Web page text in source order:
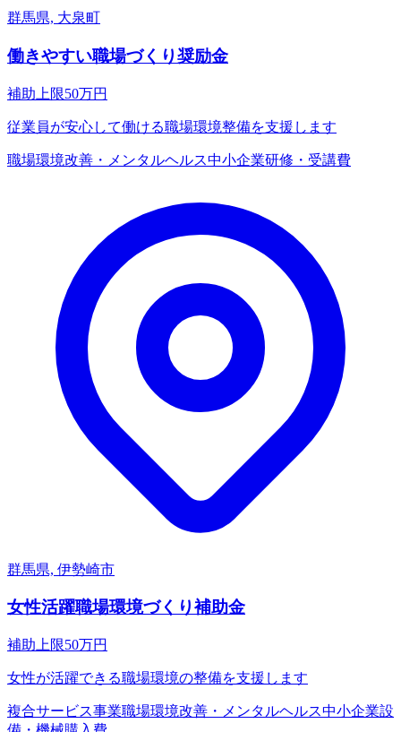
群馬県, 大泉町
働きやすい職場づくり奨励金
補助上限50万円
従業員が安心して働ける職場環境整備を支援します
職場環境改善・メンタルヘルス中小企業研修・受講費
群馬県, 伊勢崎市
女性活躍職場環境づくり補助金
補助上限50万円
女性が活躍できる職場環境の整備を支援します
複合サービス事業職場環境改善・メンタルヘルス中小企業設